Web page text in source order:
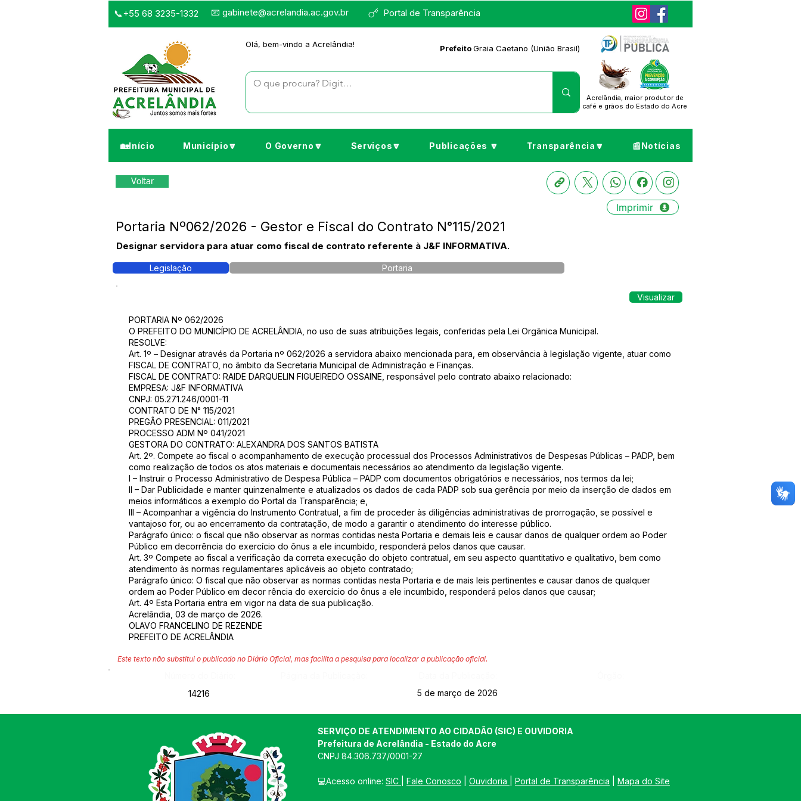
Portal de Transparência
📞+55 68 3235-1332 📧 gabinete@acrelandia.ac.gov.br
Olá, bem-vindo a Acrelândia! PrefeitoGraia Caetano (União Brasil)
Acrelândia, maior produtor de
café e grãos do Estado do Acre
🏡Início Município🔽 O Governo🔽 Serviços🔽 Publicações 🔽 Transparência🔽 📰Notícias
Voltar
Imprimir
Portaria Nº062/2026 - Gestor e Fiscal do Contrato N°115/2021
Designar servidora para atuar como fiscal de contrato referente à J&F INFORMATIVA.
Legislação Portaria
Visualizar
PORTARIA Nº 062/2026
O PREFEITO DO MUNICÍPIO DE ACRELÂNDIA, no uso de suas atribuições legais, conferidas pela Lei Orgânica Municipal.
RESOLVE:
Art. 1º – Designar através da Portaria nº 062/2026 a servidora abaixo mencionada para, em observância à legislação vigente, atuar como
FISCAL DE CONTRATO, no âmbito da Secretaria Municipal de Administração e Finanças.
FISCAL DE CONTRATO: RAIDE DARQUELIN FIGUEIREDO OSSAINE, responsável pelo contrato abaixo relacionado:
EMPRESA: J&F INFORMATIVA
CNPJ: 05.271.246/0001-11
CONTRATO DE N° 115/2021
PREGÃO PRESENCIAL: 011/2021
PROCESSO ADM Nº 041/2021
GESTORA DO CONTRATO: ALEXANDRA DOS SANTOS BATISTA
Art. 2º. Compete ao fiscal o acompanhamento de execução processual dos Processos Administrativos de Despesas Públicas – PADP, bem
como realização de todos os atos materiais e documentais necessários ao atendimento da legislação vigente.
I – Instruir o Processo Administrativo de Despesa Pública – PADP com documentos obrigatórios e necessários, nos termos da lei;
II – Dar Publicidade e manter quinzenalmente e atualizados os dados de cada PADP sob sua gerência por meio da inserção de dados em
meios informáticos a exemplo do Portal da Transparência; e,
III – Acompanhar a vigência do Instrumento Contratual, a fim de proceder às diligências administrativas de prorrogação, se possível e
vantajoso for, ou ao encerramento da contratação, de modo a garantir o atendimento do interesse público.
Parágrafo único: o fiscal que não observar as normas contidas nesta Portaria e demais leis e causar danos de qualquer ordem ao Poder
Público em decorrência do exercício do ônus a ele incumbido, responderá pelos danos que causar.
Art. 3º Compete ao fiscal a verificação da correta execução do objeto contratual, em seu aspecto quantitativo e qualitativo, bem como
atendimento às normas regulamentares aplicáveis ao objeto contratado;
Parágrafo único: O fiscal que não observar as normas contidas nesta Portaria e de mais leis pertinentes e causar danos de qualquer
ordem ao Poder Público em decor rência do exercício do ônus a ele incumbido, responderá pelos danos que causar;
Art. 4º Esta Portaria entra em vigor na data de sua publicação.
Acrelândia, 03 de março de 2026.
OLAVO FRANCELINO DE REZENDE
PREFEITO DE ACRELÂNDIA
Este texto não substitui o publicado no Diário Oficial, mas facilita a pesquisa para localizar a publicação oficial.
14216
5 de março de 2026
SERVIÇO DE ATENDIMENTO AO CIDADÃO (SIC) E OUVIDORIA
Prefeitura de Acrelândia - Estado do Acre
CNPJ 84.306.737/0001-27
💻Acesso online: SIC Fale Conosco Ouvidoria Portal de Transparência Mapa do Site